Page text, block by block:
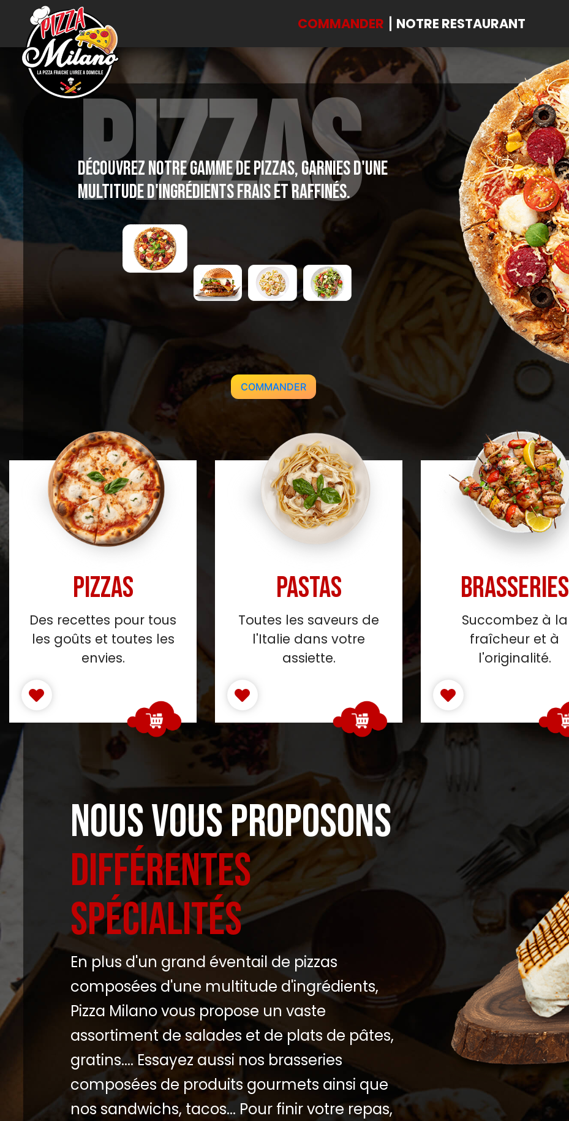
Allergènes
Charte Qualité
Mentions Légales
Programme De Fidélité
Zones de Livraison
COMMANDER NOTRE RESTAURANT
PIZZAS
Découvrez notre gamme de pizzas, garnies d'une
multitude d'ingrédients frais et raffinés.
COMMANDER
PIZZAS
Des recettes pour tous
les goûts et toutes les
envies.
PASTAS
Toutes les saveurs de
l'Italie dans votre
assiette.
BRASSERIES
Succombez à la
fraîcheur et à
l'originalité.
NOUS VOUS PROPOSONS
DIFFÉRENTES
SPÉCIALITÉS
En plus d'un grand éventail de pizzas
composées d'une multitude d'ingrédients,
Pizza Milano vous propose un vaste
assortiment de salades et de plats de pâtes,
gratins.... Essayez aussi nos brasseries
composées de produits gourmets ainsi que
nos sandwichs, tacos... Pour finir votre repas,